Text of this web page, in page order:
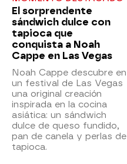
El sorprendente
sándwich dulce con
tapioca que
conquista a Noah
Cappe en Las Vegas
Noah Cappe descubre en
un festival de Las Vegas
una original creación
inspirada en la cocina
asiática: un sándwich
dulce de queso fundido,
pan de canela y perlas de
tapioca.